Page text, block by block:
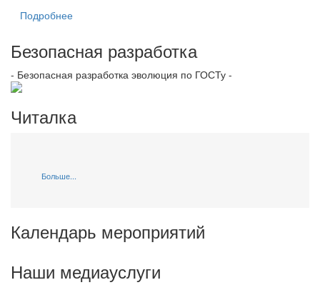
Подробнее
Безопасная разработка
- Безопасная разработка эволюция по ГОСТу -
Читалка
Больше...
Календарь мероприятий
Наши медиауслуги